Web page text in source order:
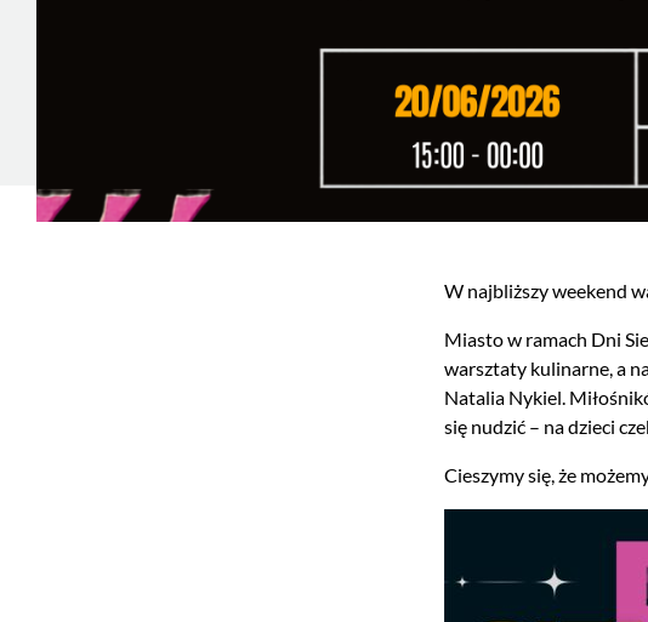
W najbliższy weekend
Miasto w ramach Dni
warsztaty kulinarne, a
Natalia Nykiel.
się nudzić – na dzieci
Cieszymy się, że